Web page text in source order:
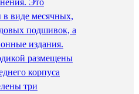
виде месячных,
подшивок, а
издания.
размещены
корпуса
три